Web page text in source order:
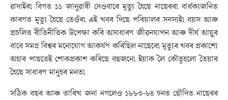
ৱাদাইৰ৷ বিগত ১১ জানুৱাৰী দেওবাৰে মৃত্যু হৈছে নাছেৰৰ৷ বাৰ্ধক্যজনিত
কাৰণত মৃত্যু হৈছে তেওঁৰ৷ এই খবৰ দিছে পৰিয়ালৰ সদস্যই৷ বয়স আৰু
প্ৰচলিত ৰীতিনীতিক উপেক্ষা কৰি অসাধাৰণ জীৱনযাপন আৰু দীৰ্ঘ আয়ুৰ
বাবে সমগ্ৰ বিশ্বৰ মনোযোগ আকৰ্ষণ কৰিছিল নাছেৰে৷ মৃত্যুৰ খবৰ প্ৰকাশ্যে
অহাৰ পাছতেই শোকপ্ৰকাশ কৰিছে বহুজনে৷ ইয়াক লৈ কৌতূহলো তৈয়াৰ
হৈছে সাধাৰণ মানুহৰ মনত৷
সঠিক বছৰ আৰু তাৰিখ জনা নগলেও ১৮৮৩-৮৪ চনত ছৌদিত নাছেৰৰ